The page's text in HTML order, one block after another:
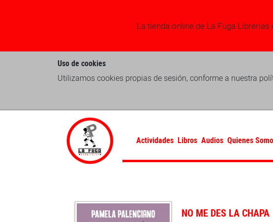
La tienda online de La Fuga
Uso de cookies
Utilizamos cookies propias de sesión, conforme a nuestra
Actividades Libros Audios Quienes
NO ME DES LA CHAPA